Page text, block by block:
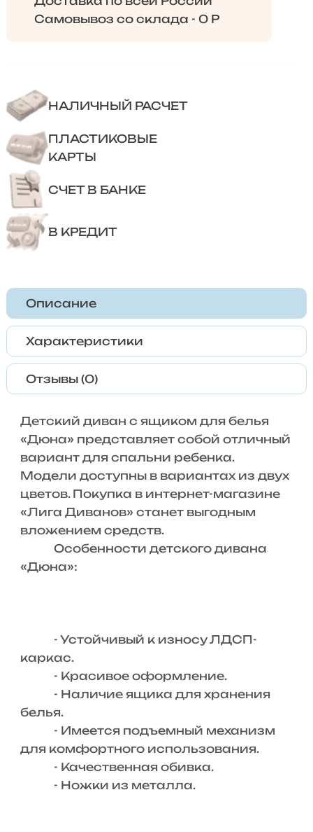
Самовывоз со склада - 0 Р
НАЛИЧНЫЙ РАСЧЕТ
ПЛАСТИКОВЫЕ
КАРТЫ
СЧЕТ В БАНКЕ
В КРЕДИТ
Описание
Характеристики
Отзывы (0)
Детский диван с ящиком для белья
«Дюна» представляет собой отличный
вариант для спальни ребенка.
Модели доступны в вариантах из двух
цветов. Покупка в интернет-магазине
«Лига Диванов» станет выгодным
вложением средств.
Особенности детского дивана
«Дюна»:
- Устойчивый к износу ЛДСП-
каркас.
- Красивое оформление.
- Наличие ящика для хранения
белья.
- Имеется подъемный механизм
для комфортного использования.
- Качественная обивка.
- Ножки из металла.